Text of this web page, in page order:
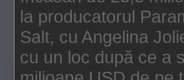
la producatorul
Salt, cu Angelina
cu un loc după ce a